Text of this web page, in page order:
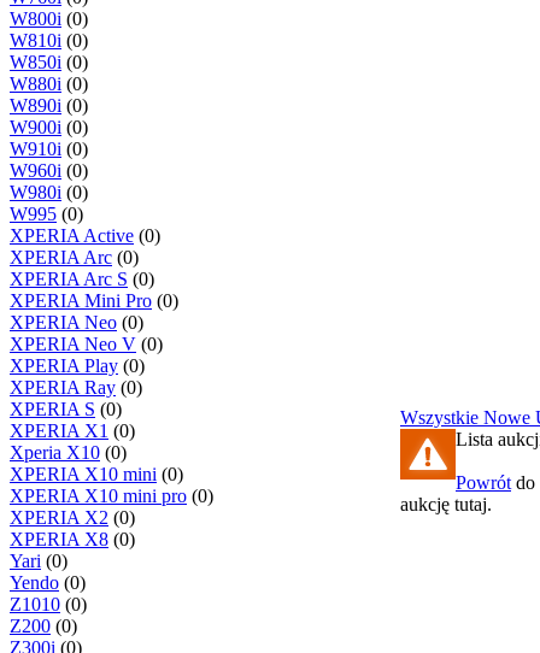
W800i (0)
W810i (0)
W850i (0)
W880i (0)
W890i (0)
W900i (0)
W910i (0)
W960i (0)
W980i (0)
W995 (0)
XPERIA Active (0)
XPERIA Arc (0)
XPERIA Arc S (0)
XPERIA Mini Pro (0)
XPERIA Neo (0)
XPERIA Neo V (0)
XPERIA Play (0)
XPERIA Ray (0)
XPERIA S (0)
XPERIA X1 (0)
Xperia X10 (0)
XPERIA X10 mini (0)
XPERIA X10 mini pro (0)
XPERIA X2 (0)
XPERIA X8 (0)
Yari (0)
Yendo (0)
Z1010 (0)
Z200 (0)
Z300i (0)
Wszystkie Nowe
Lista
Powrót do
aukcję tutaj.